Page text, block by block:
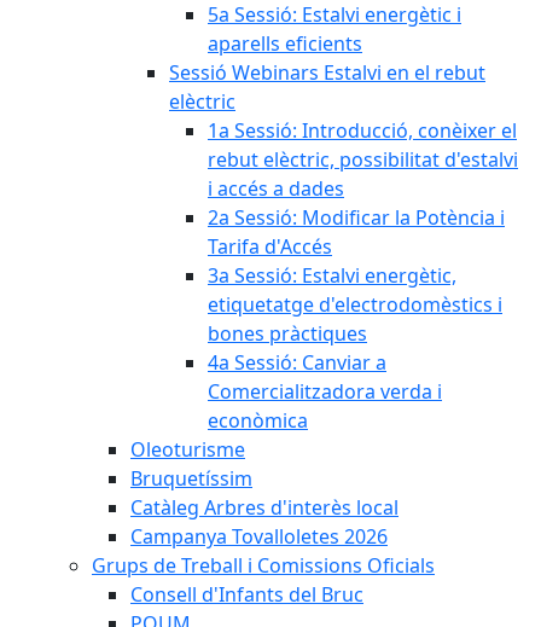
5a Sessió: Estalvi energètic i
aparells eficients
Sessió Webinars Estalvi en el rebut
elèctric
1a Sessió: Introducció, conèixer el
rebut elèctric, possibilitat d'estalvi
i accés a dades
2a Sessió: Modificar la Potència i
Tarifa d'Accés
3a Sessió: Estalvi energètic,
etiquetatge d'electrodomèstics i
bones pràctiques
4a Sessió: Canviar a
Comercialitzadora verda i
econòmica
Oleoturisme
Bruquetíssim
Catàleg Arbres d'interès local
Campanya Tovalloletes 2026
Grups de Treball i Comissions Oficials
Consell d'Infants del Bruc